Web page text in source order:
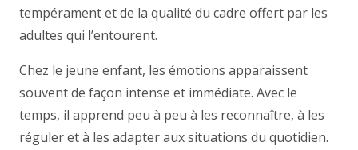
tempérament et de la qualité du cadre offert par les
adultes qui l’entourent.
Chez le jeune enfant, les émotions apparaissent
souvent de façon intense et immédiate. Avec le
temps, il apprend peu à peu à les reconnaître, à les
réguler et à les adapter aux situations du quotidien.